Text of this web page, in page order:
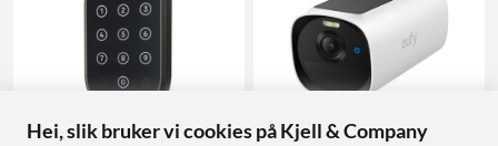
Hei, slik bruker vi cookies på Kjell & Company